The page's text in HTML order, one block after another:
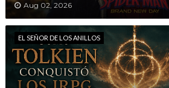
Aug 02, 2026
EL SEÑOR DE LOS ANILLOS